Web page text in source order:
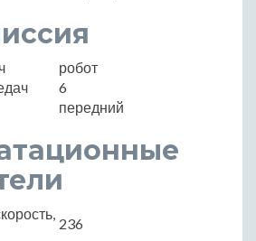
робот
6
передний
236